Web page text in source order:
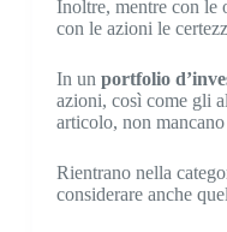
Inoltre, mentre con le
con le azioni le
In un portfolio
azioni, così come gli
articolo, non
Rientrano nella
considerare anche